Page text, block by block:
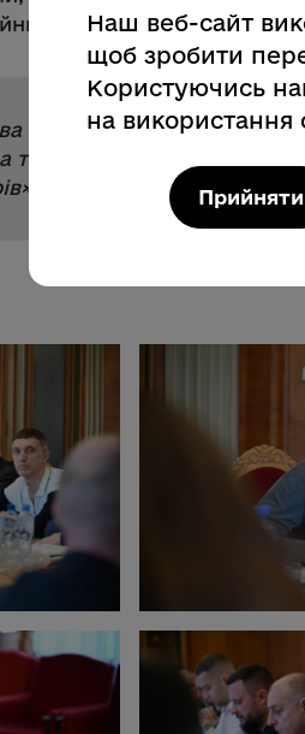
донорами.
передбачає
також можливість
», – наголосив очільник
Наш веб-сайт
щоб зробити
Користуючись
на використання
Прийняти